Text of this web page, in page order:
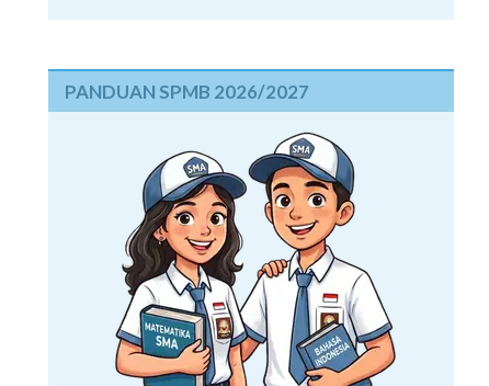
PANDUAN SPMB 2026/2027